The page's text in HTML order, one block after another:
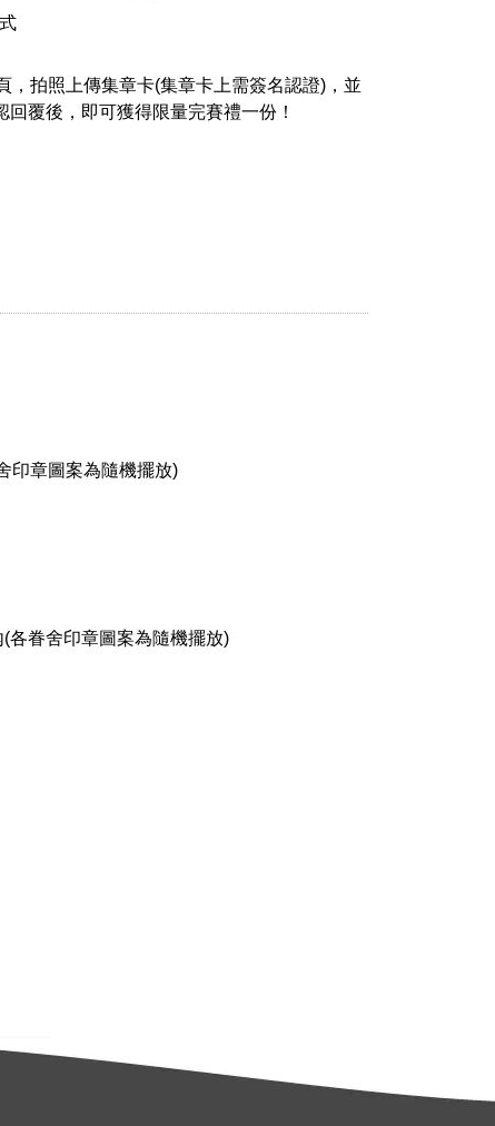
拍照上傳集章卡(集章卡上需簽名認證)，並
覆後，即可獲得限量完賽禮一份！
印章圖案為隨機擺放)
各眷舍印章圖案為隨機擺放)